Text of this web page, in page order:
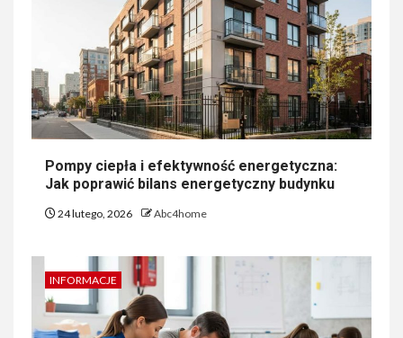
Pompy ciepła i efektywność energetyczna:
Jak poprawić bilans energetyczny budynku
24 lutego, 2026 Abc4home
INFORMACJE